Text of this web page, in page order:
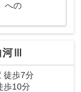
への
Ⅲ
徒歩7分
歩10分